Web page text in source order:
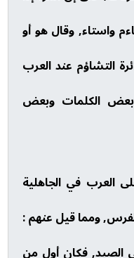
واستاء, وقال هو أو
التشاؤم عند العرب
بعض الكلمات وبعض
العرب في الجاهلية
ومما قيل عنهم :
فكان أول من